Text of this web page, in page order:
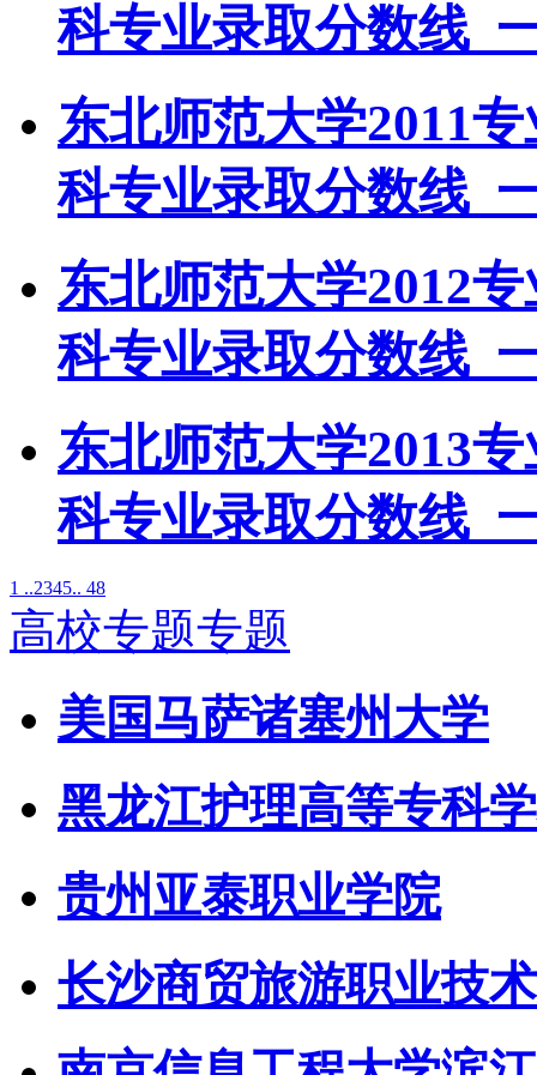
科专业录取分数线_
东北师范大学2011
科专业录取分数线_
东北师范大学2012
科专业录取分数线_
东北师范大学2013
科专业录取分数线_
1 ..2345.. 48
高校专题专题
美国马萨诸塞州大学
黑龙江护理高等专科
贵州亚泰职业学院
长沙商贸旅游职业技